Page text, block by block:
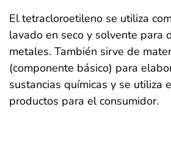
El tetracloroetileno se utiliza
lavado en seco y solvente para
metales. También sirve de
(componente básico) para
sustancias químicas y se utiliza
productos para el consumidor.